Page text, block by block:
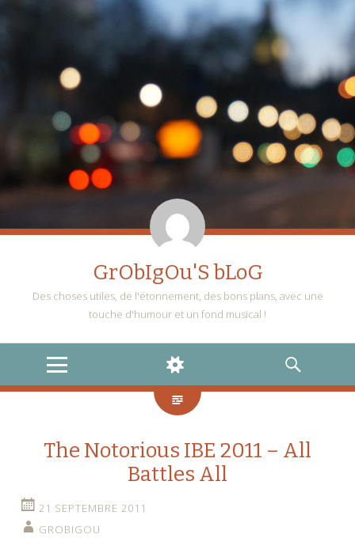
GrObIgOu'S bLoG
Des choses utiles, de l'étonnement, des bons plans, avec une
touche d'humour et un fond musical !
MENU
WIDGETS
RECHERCHE
The Notorious IBE 2011 – All
Battles All
21 SEPTEMBRE 2011
GROBIGOU